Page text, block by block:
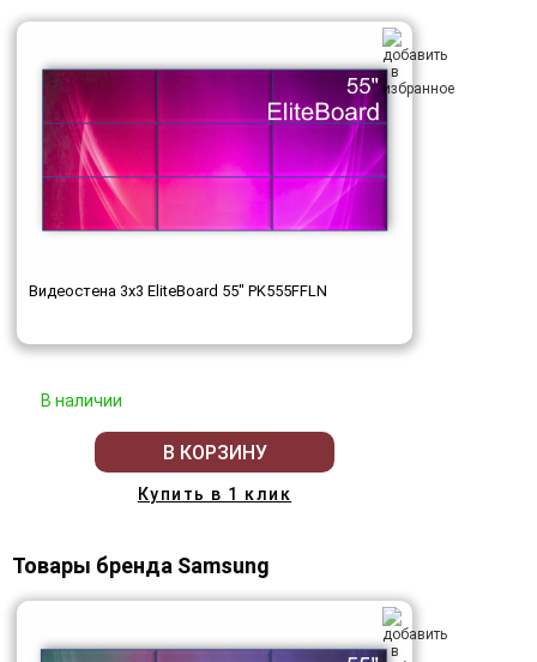
Видеостена 3x3 EliteBoard 55" PK555FFLN
В наличии
В КОРЗИНУ
Купить в 1 клик
Товары бренда Samsung